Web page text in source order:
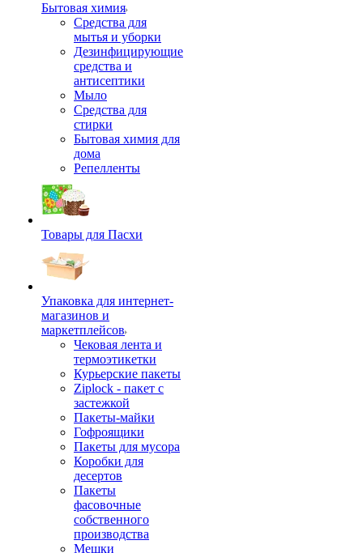
Бытовая химия
Средства для
мытья и уборки
Дезинфицирующие
средства и
антисептики
Мыло
Средства для
стирки
Бытовая химия для
дома
Репелленты
Товары для Пасхи
Упаковка для интернет-
магазинов и
маркетплейсов
Чековая лента и
термоэтикетки
Курьерские пакеты
Ziplock - пакет с
застежкой
Пакеты-майки
Гофроящики
Пакеты для мусора
Коробки для
десертов
Пакеты
фасовочные
собственного
производства
Мешки